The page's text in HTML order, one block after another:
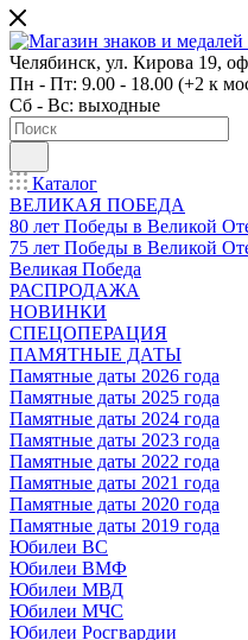
Челябинск, ул. Кирова 19,
Пн - Пт: 9.00 - 18.00 (+2 к
Сб - Вс: выходные
Каталог
ВЕЛИКАЯ ПОБЕДА
80 лет Победы в Великой
75 лет Победы в Великой
Великая Победа
РАСПРОДАЖА
НОВИНКИ
СПЕЦОПЕРАЦИЯ
ПАМЯТНЫЕ ДАТЫ
Памятные даты 2026 года
Памятные даты 2025 года
Памятные даты 2024 года
Памятные даты 2023 года
Памятные даты 2022 года
Памятные даты 2021 года
Памятные даты 2020 года
Памятные даты 2019 года
Юбилеи ВС
Юбилеи ВМФ
Юбилеи МВД
Юбилеи МЧС
Юбилеи Росгвардии